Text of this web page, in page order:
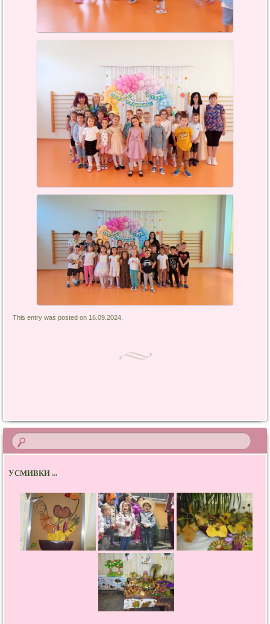
This entry was posted on 16.09.2024.
УСМИВКИ ...